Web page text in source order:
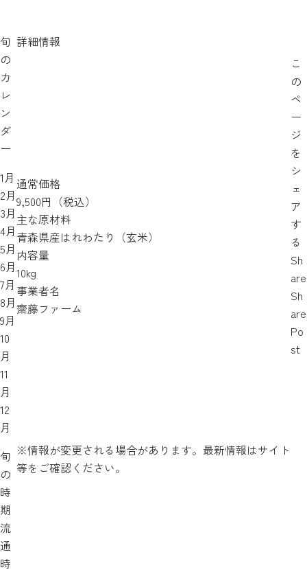
旬
の
カ
レ
ン
ダ
ー
1月
2月
3月
4月
5月
6月
7月
8月
9月
10
月
11
月
12
月
旬
の
時
期
流
通
時
詳細情報
通常価格
9,500円（税込）
主な原材料
青森県産はれわたり（玄米）
内容量
10kg
事業者名
齋藤ファーム
※情報が変更される場合があります。最新情報はサイト
等をご確認ください。
こ
の
ペ
ー
ジ
を
シ
ェ
ア
す
る
Sh
are
Sh
are
Po
st